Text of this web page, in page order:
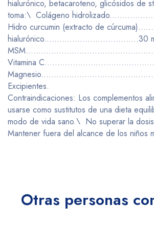
hialurónico, betacaroteno, glicósidos
toma:\ Colágeno
Hidro curcumin (extracto de
hialurónico.....................................30
Vitamina
Excipientes.
Contraindicaciones: Los complementos
usarse como sustitutos de una dieta
modo de vida sano.\ No superar la
Mantener fuera del alcance de los niños
Otras personas